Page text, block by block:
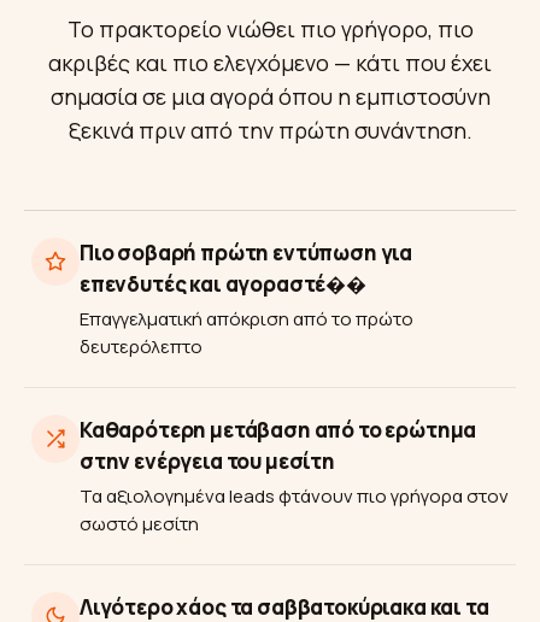
Το πρακτορείο νιώθει πιο γρήγορο, πιο
ακριβές και πιο ελεγχόμενο — κάτι που έχει
σημασία σε μια αγορά όπου η εμπιστοσύνη
ξεκινά πριν από την πρώτη συνάντηση.
Πιο σοβαρή πρώτη εντύπωση για
επενδυτές και αγοραστέ��
Επαγγελματική απόκριση από το πρώτο
δευτερόλεπτο
Καθαρότερη μετάβαση από το ερώτημα
στην ενέργεια του μεσίτη
Τα αξιολογημένα leads φτάνουν πιο γρήγορα στον
σωστό μεσίτη
Λιγότερο χάος τα σαββατοκύριακα και τα